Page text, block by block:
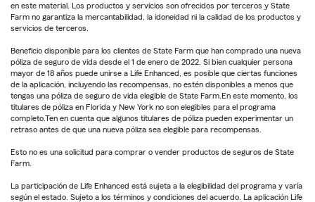
en este material. Los productos y servicios son ofrecidos por terceros y State
Farm no garantiza la mercantabilidad, la idoneidad ni la calidad de los productos y
servicios de terceros.
Beneficio disponible para los clientes de State Farm que han comprado una nueva
póliza de seguro de vida desde el 1 de enero de 2022. Si bien cualquier persona
mayor de 18 años puede unirse a Life Enhanced, es posible que ciertas funciones
de la aplicación, incluyendo las recompensas, no estén disponibles a menos que
tengas una póliza de seguro de vida elegible de State Farm.En este momento, los
titulares de póliza en Florida y New York no son elegibles para el programa
completo.Ten en cuenta que algunos titulares de póliza pueden experimentar un
retraso antes de que una nueva póliza sea elegible para recompensas.
Esto no es una solicitud para comprar o vender productos de seguros de State
Farm.
La participación de Life Enhanced está sujeta a la elegibilidad del programa y varía
según el estado. Sujeto a los términos y condiciones del acuerdo. La aplicación Life